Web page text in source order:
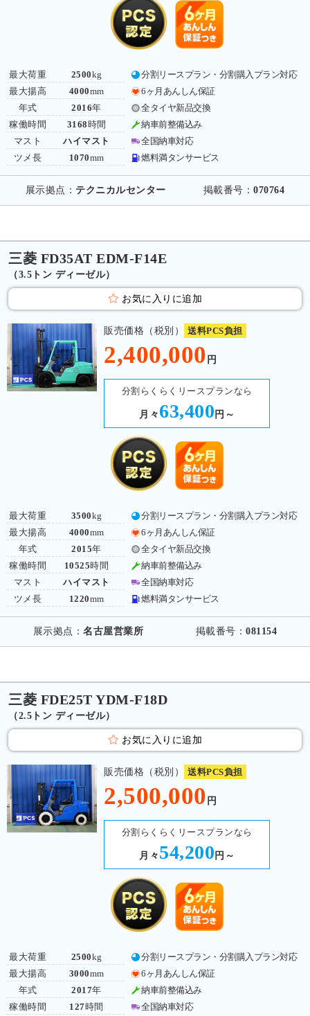
最大荷重
最大揚高
年式
稼働時間
マスト
ツメ長
2500kg
4000mm
2016年
3168 時間
ハイマスト
1070mm
分割リースプラン・分割購入プラン対応
6ヶ月あんしん保証
全タイヤ新品交換
納車前整備込み
全国納車対応
燃料満タンサービス
展示拠点： テクニカルセンター 掲載番号：070764
三菱 FD35AT EDM-F14E
（3.5トン ディーゼル）
お気に入りに追加
販売価格（税別） 送料PCS負担
2,400,000 円
分割らくらくリースプランなら
月々 63,400 円～
最大荷重
最大揚高
年式
稼働時間
マスト
ツメ長
3500kg
4000mm
2015年
10525時間
ハイマスト
1220mm
分割リースプラン・分割購入プラン対応
6ヶ月あんしん保証
全タイヤ新品交換
納車前整備込み
全国納車対応
燃料満タンサービス
展示拠点：名古屋営業所 掲載番号：081154
三菱 FDE25T YDM-F18D
（2.5トン ディーゼル）
お気に入りに追加
販売価格（税別） 送料PCS負担
2,500,000 円
分割らくらくリースプランなら
月々 54,200 円～
最大荷重
最大揚高
年式
稼働時間
2500kg
3000mm
2017年
127時間
分割リースプラン・分割購入プラン対応
6ヶ月あんしん保証
納車前整備込み
全国納車対応